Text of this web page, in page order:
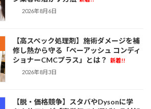
2026年8月6日
【高スペック処理剤】施術ダメージを補
修し熱から守る「ペーアッシュ コンディ
ショナーCMCプラス」とは？
新着!!
2026年8月3日
【脱・価格競争】スタバやDysonに学